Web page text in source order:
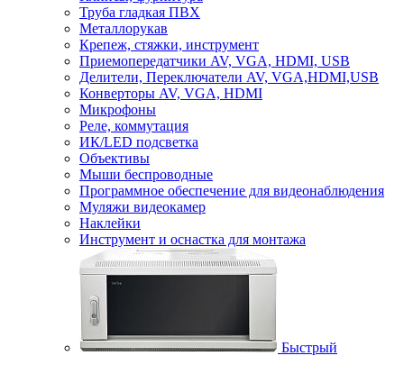
Труба гладкая ПВХ
Металлорукав
Крепеж, стяжки, инструмент
Приемопередатчики AV, VGA, HDMI, USB
Делители, Переключатели AV, VGA,HDMI,USB
Конверторы AV, VGA, HDMI
Микрофоны
Реле, коммутация
ИК/LED подсветка
Объективы
Мыши беспроводные
Программное обеспечение для видеонаблюдения
Муляжи видеокамер
Наклейки
Инструмент и оснастка для монтажа
Быстрый